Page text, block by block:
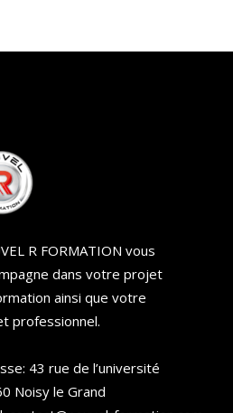
R FORMATION vous
dans votre projet
ainsi que votre
professionnel.
43 rue de l’université
Noisy le Grand